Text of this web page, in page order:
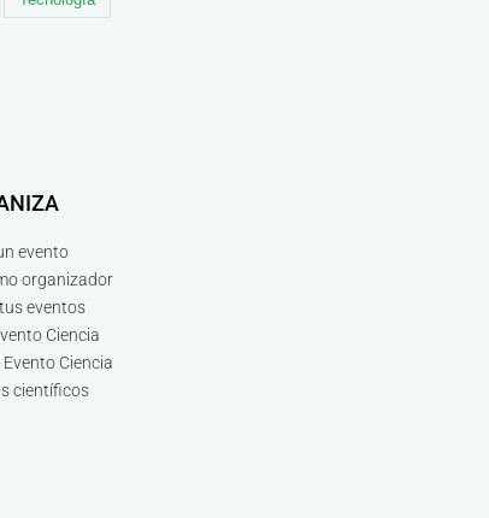
evento
organizador
eventos
Ciencia
Ciencia
científicos